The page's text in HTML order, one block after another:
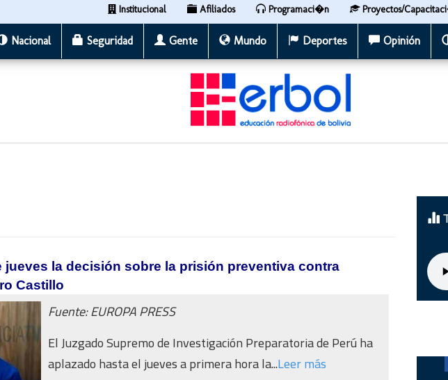
Institucional Afiliados Programaci�n Proyectos/
Nacional Seguridad Gente Mundo Deportes Opinión
jueves la decisión sobre la prisión preventiva contra
Castillo
Fuente: EUROPA PRESS
El Juzgado Supremo de Investigación Preparatoria de Perú ha
aplazado hasta el jueves a primera hora la...Leer más